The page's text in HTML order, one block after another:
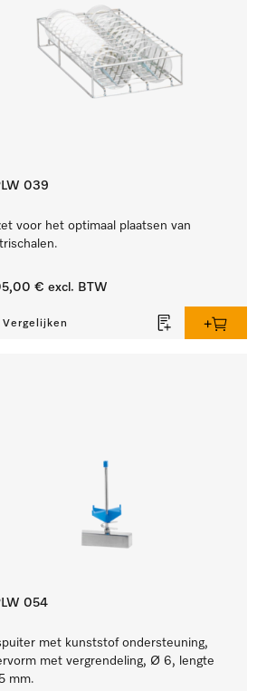
039
voor het optimaal plaatsen van
€ excl. BTW
Vergelijken
054
met kunststof ondersteuning,
met vergrendeling, Ø 6, lengte
mm.